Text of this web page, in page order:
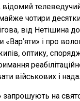
чотири
від Нетішина
«Вар’яти» і про
оптику,
військових і
запрошують на